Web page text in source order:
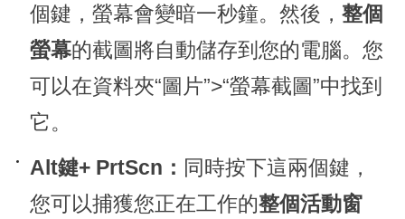
個鍵，螢幕會變暗一秒鐘。然後， 整個
螢幕的截圖將自動儲存到您的電腦。您
可以在資料夾“圖片”>“螢幕截圖”中找到
它。
Alt鍵+ PrtScn： 同時按下這兩個鍵，
您可以捕獲您正在工作的整個活動窗